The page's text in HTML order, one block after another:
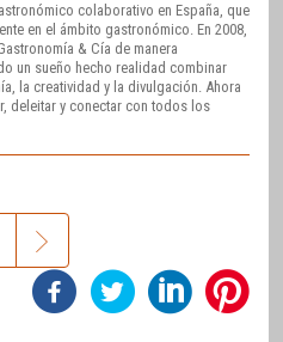
colaborativo en España, que
en el ámbito gastronómico. En 2008,
& Cía de manera
un sueño hecho realidad combinar
la creatividad y la divulgación. Ahora
deleitar y conectar con todos los